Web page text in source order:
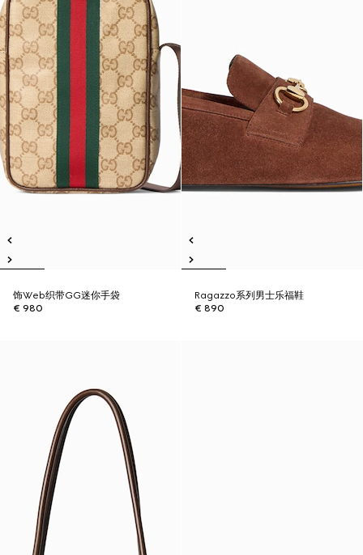
饰Web织带GG迷你手袋
€ 980
Ragazzo系列男士乐福鞋
€ 890